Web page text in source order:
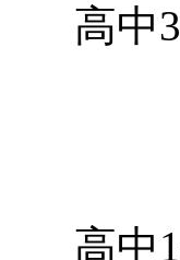
高中3
高中1